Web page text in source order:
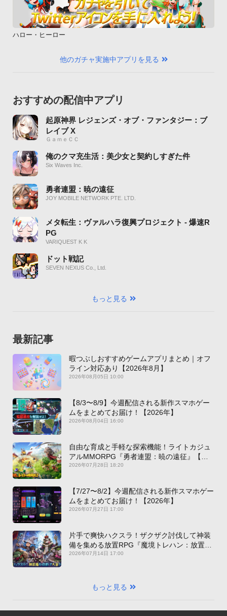
ハロー・ヒーロー
他のガチャ実施中アプリを見る
おすすめの配信中アプリ
起原神界 レジェンズ・オブ・ファンタジー：ブ
レイブ X
ＧａｍｅＣＣ
俺のクマ充生活：美少女と契約しすぎた件
Six Waves Inc.
勇者連盟：暁の遠征
JOY MOBILE NETWORK PTE. LTD.
メタ転生：ヴァルハラ復興プロジェクト - 爆速R
PG
VARIQUEST K K
ドット戦記
SEVEN NEXUS Co., Ltd.
もっと見る
最新記事
暇つぶしおすすめゲームアプリまとめ｜オフ
ライン対応あり【2026年8月】
2026年08月05日 10:00
【8/3〜8/9】今週配信される新作スマホゲー
ムをまとめてお届け！【2026年】
2026年08月04日 16:00
自由な育成と手軽な探索機能！ライトカジュ
アルMMORPG『勇者連盟：暁の遠征』【最
新作PICKUP】
2026年07月28日 18:20
【7/27〜8/2】今週配信される新作スマホゲー
ムをまとめてお届け！【2026年】
2026年07月27日 17:00
片手で爽快ハクスラ！ザクザク討伐して神装
備を集める放置RPG『魔境トレハン：放置で
神装備』【最新作PICKUP】
2026年07月14日 17:00
もっと見る